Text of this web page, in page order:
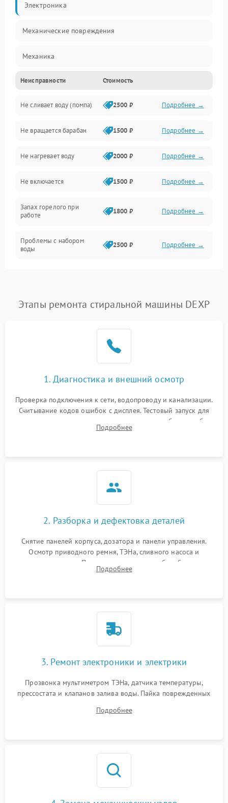
Электроника
Механические повреждения
Механика
Электропитание
Водоснабжение
Слив
Программное обеспечение
Неисправности Стоимость
Не сливает воду (помпа) 2500 ₽ Подробнее →
Не вращается барабан 1500 ₽ Подробнее →
Не нагревает воду 2000 ₽ Подробнее →
Не включается 1500 ₽ Подробнее →
Запах горелого при
работе
1800 ₽ Подробнее →
Проблемы с набором
воды
2500 ₽ Подробнее →
Замена платы управления Подробнее →
Этапы ремонта стиральной машины DEXP
1. Диагностика и внешний осмотр
Проверка подключения к сети, водопроводу и канализации.
Считывание кодов ошибок с дисплея. Тестовый запуск для
выявления посторонних шумов, протечек или сбоев в работе
электронного модуля управления.
Подробнее
2. Разборка и дефектовка деталей
Снятие панелей корпуса, дозатора и панели управления.
Осмотр приводного ремня, ТЭНа, сливного насоса и
амортизаторов. Проверка подшипников барабана и
крестовины на износ, а манжеты люка на разрывы.
Подробнее
3. Ремонт электроники и электрики
Прозвонка мультиметром ТЭНа, датчика температуры,
прессостата и клапанов залива воды. Пайка поврежденных
Восстановление целостности проводки и контактов.
Подробнее